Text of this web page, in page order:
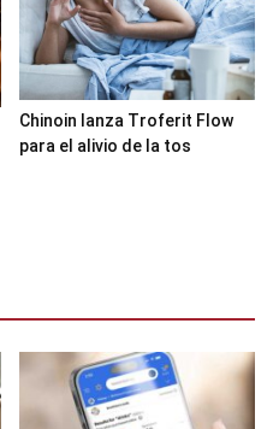
Chinoin lanza Troferit Flow
para el alivio de la tos